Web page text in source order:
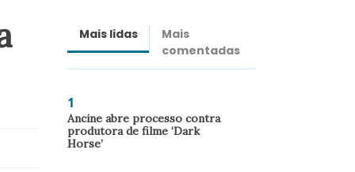
Mais lidas
Mais
comentadas
1
Ancine abre processo contra
produtora de filme ‘Dark
Horse’